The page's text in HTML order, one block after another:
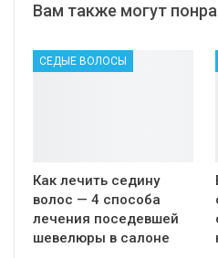
Вам также могут
СЕДЫЕ ВОЛОСЫ
Как лечить седину
волос — 4 способа
лечения поседевшей
шевелюры в салоне